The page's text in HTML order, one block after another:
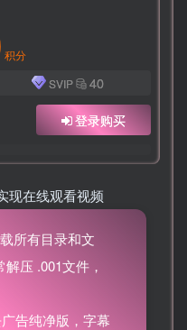
积分
SVIP 40
登录购买
现在线观看视频
所有目录和文
压 .001文件，
告纯净版，字幕